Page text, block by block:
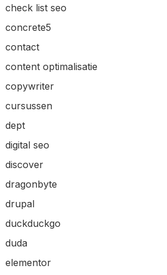
check list seo
concrete5
contact
content optimalisatie
copywriter
cursussen
dept
digital seo
discover
dragonbyte
drupal
duckduckgo
duda
elementor